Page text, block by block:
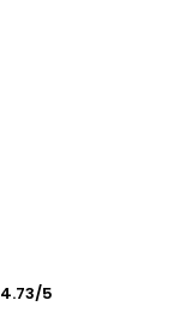
4.73/5